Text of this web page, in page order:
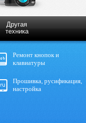
Другая
техника
Ремонт кнопок и
клавиатуры
Прошивка, русификация,
настройка